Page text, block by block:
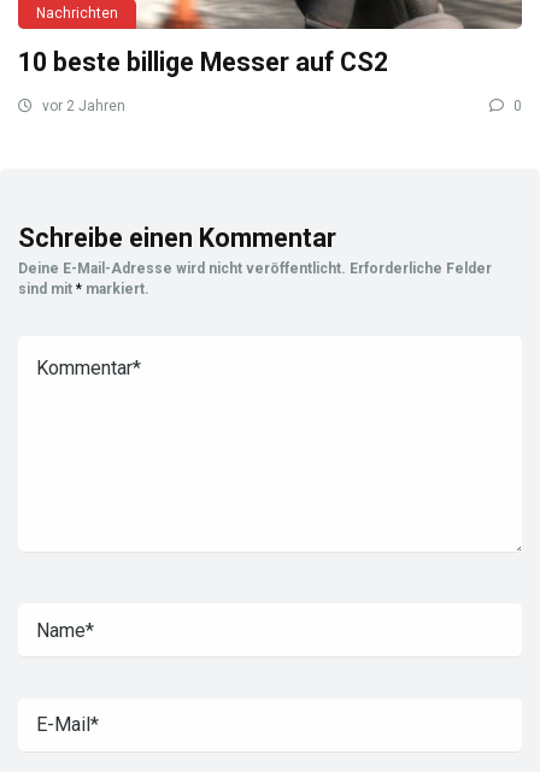
Nachrichten
10 beste billige Messer auf CS2
vor 2 Jahren 0
Schreibe einen Kommentar
Deine E-Mail-Adresse wird nicht veröffentlicht. Erforderliche Felder
sind mit * markiert.